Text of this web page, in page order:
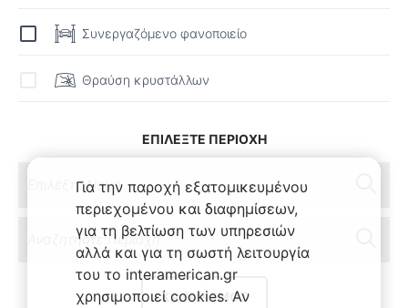
Συνεργαζόμενο φανοποιείο
Θραύση κρυστάλλων
ΕΠΙΛΕΞΤΕ ΠΕΡΙΟΧΗ
ΚΑΘΑΡΙΣΜΟΣ
Για την παροχή εξατομικευμένου
περιεχομένου και διαφημίσεων,
για τη βελτίωση των υπηρεσιών
αλλά και για τη σωστή λειτουργία
του το interamerican.gr
χρησιμοποιεί cookies. Αν